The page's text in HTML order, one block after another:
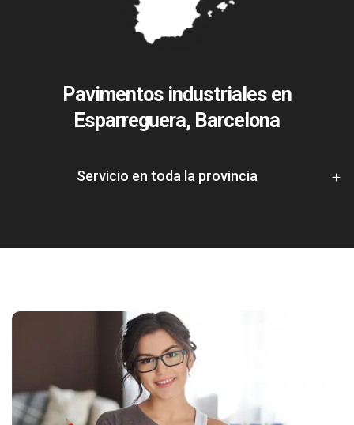
Pavimentos industriales en
Esparreguera, Barcelona
Servicio en toda la provincia